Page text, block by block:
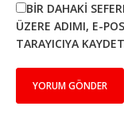
BIR DAHAKI
ÜZERE ADIMI, E-
TARAYICIYA